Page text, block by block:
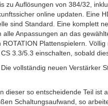
Auflösungen von 384/32,
online updaten. Eine
sind Standard. Eine komplett
Anpassungen an das
Plattenspielern.
3.3/5.3 einschalten, sobald
vollständig neuen Verstärker
so entscheidende Teil ist
Schaltungsaufwand, so